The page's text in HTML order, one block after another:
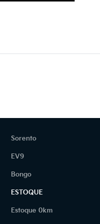
Sorento
EV9
Bongo
ESTOQUE
Estoque 0km